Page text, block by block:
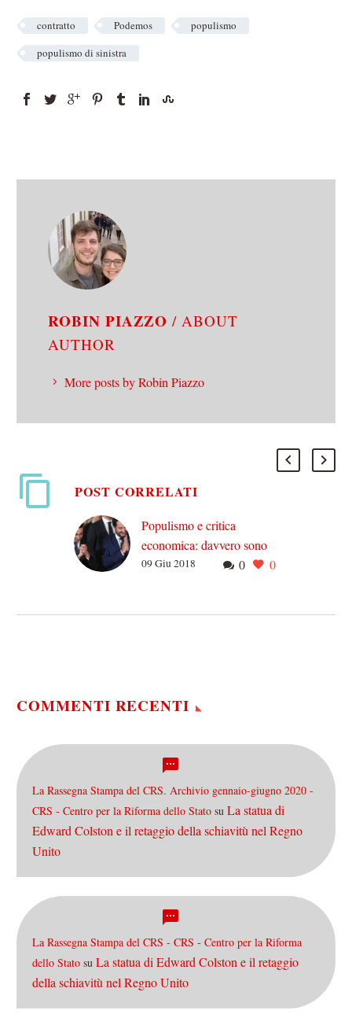
contratto Podemos
populismo
populismo di sinistra
ROBIN PIAZZO/ ABOUT
AUTHOR
More posts by Robin Piazzo
POST CORRELATI
Populismo e critica
economica: davvero sono
in relazione necessaria?
0 0
09 Giu 2018
COMMENTI RECENTI
La Rassegna Stampa del CRS. Archivio gennaio-giugno 2020 -
CRS - Centro per la Riforma dello Stato su La statua di
Edward Colston e il retaggio della schiavitù nel Regno
Unito
La Rassegna Stampa del CRS - CRS - Centro per la Riforma
dello Stato su La statua di Edward Colston e il retaggio
della schiavitù nel Regno Unito